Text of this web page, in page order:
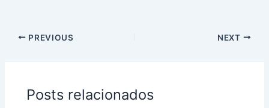
PREVIOUS NEXT
Posts relacionados